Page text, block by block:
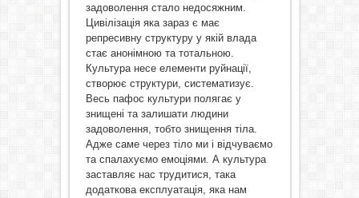
задоволення стало недосяжним.
Цивілізація яка зараз є має
репресивну структуру у якій влада
стає анонімною та тотальною.
Культура несе елементи руйнації,
створює структури, систематизує.
Весь пафос культури полягає у
знищені та залишати людини
задоволення, тобто знищення тіла.
Адже саме через тіло ми і відчуваємо
та спалахуємо емоціями. А культура
заставляє нас трудитися, така
додаткова експлуатація, яка нам